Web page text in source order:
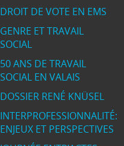
DROIT DE VOTE EN EMS
GENRE ET TRAVAIL
SOCIAL
50 ANS DE TRAVAIL
SOCIAL EN VALAIS
DOSSIER RENÉ KNÜSEL
INTERPROFESSIONNALITÉ:
ENJEUX ET PERSPECTIVES